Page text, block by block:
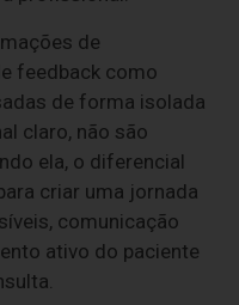
de
feedback como
de forma isolada
claro, não são
ela, o diferencial
criar uma jornada
comunicação
ativo do paciente